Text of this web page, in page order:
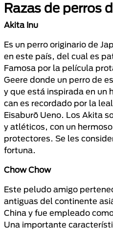
Razas de perros
Akita Inu
Es un perro originario de
en este país, del cual es
Famosa por la película
Geere donde un perro de
y que está inspirada en un
can es recordado por la
Eisaburō Ueno. Los Akita
y atléticos, con un
protectores. Se les
fortuna.
Chow Chow
Este peludo amigo
antiguas del continente
China y fue empleado
Una importante